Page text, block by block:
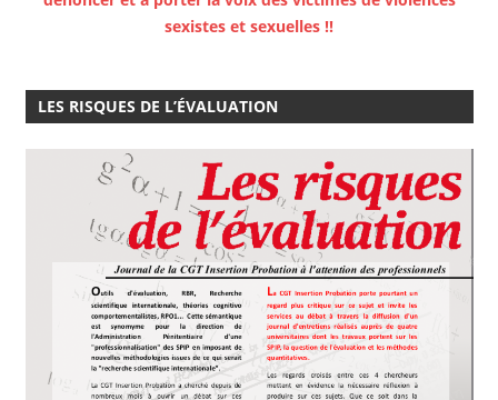
sexistes et sexuelles !!
LES RISQUES DE L’ÉVALUATION